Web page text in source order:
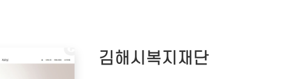
김해시복지재단